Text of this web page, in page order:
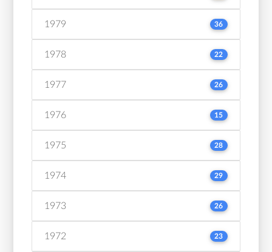
1979 36
1978 22
1977 26
1976 15
1975 28
1974 29
1973 26
1972 23